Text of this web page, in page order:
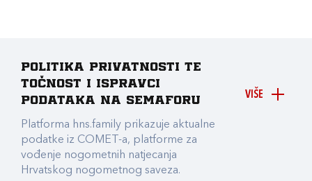
VIŠE
Politika privatnosti te
točnost i ispravci
podataka na Semaforu
Platforma hns.family prikazuje aktualne
podatke iz COMET-a, platforme za
vođenje nogometnih natjecanja
Hrvatskog nogometnog saveza.